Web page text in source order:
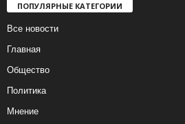
ПОПУЛЯРНЫЕ КАТЕГОРИИ
Все новости
Главная
Общество
Политика
Мнение